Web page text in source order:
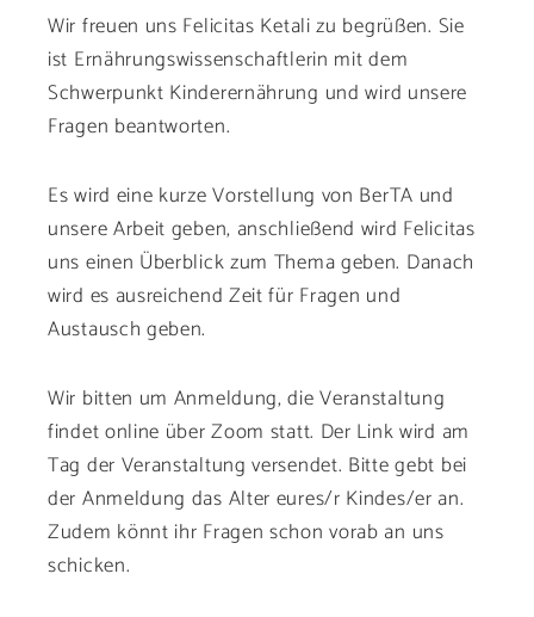
Wir freuen uns Felicitas Ketali zu begrüßen. Sie
ist Ernährungswissenschaftlerin mit dem
Schwerpunkt Kinderernährung und wird unsere
Fragen beantworten.
Es wird eine kurze Vorstellung von BerTA und
unsere Arbeit geben, anschließend wird Felicitas
uns einen Überblick zum Thema geben. Danach
wird es ausreichend Zeit für Fragen und
Austausch geben.
Wir bitten um Anmeldung, die Veranstaltung
findet online über Zoom statt. Der Link wird am
Tag der Veranstaltung versendet. Bitte gebt bei
der Anmeldung das Alter eures/r Kindes/er an.
Zudem könnt ihr Fragen schon vorab an uns
schicken.